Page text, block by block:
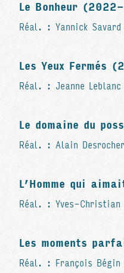
Le Bonheur
Réal. : Yannick
Les Yeux Fermés
Réal. : Jeanne
Le domaine du
Réal. : Alain
L’Homme qui
Réal. : Yves-Christian
Les moments
Réal. : François Bégin